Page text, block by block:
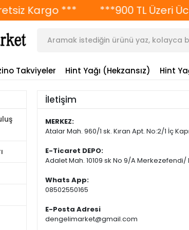
Kargo *** ***900 TL Üzeri
Takviyeler Hint Yağı (Hekzansız) Hint
İletişim
MERKEZ:
Atalar Mah. 960/1 sk. Kıran Apt. No:2/1 İç
E-Ticaret DEPO:
Adalet Mah. 10109 sk No 9/A Merkezefendi/
Whats App:
08502550165
E-Posta Adresi
dengelimarket@gmail.com